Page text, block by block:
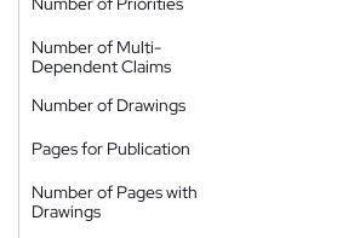
Number of Multi-
Dependent Claims
Number of Drawings
Pages for Publication
Number of Pages with
Drawings